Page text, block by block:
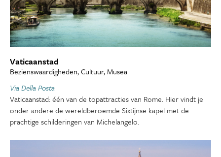
Vaticaanstad
Bezienswaardigheden, Cultuur, Musea
Via Della Posta
Vaticaanstad: één van de topattracties van Rome. Hier vindt je
onder andere de wereldberoemde Sixtijnse kapel met de
prachtige schilderingen van Michelangelo.